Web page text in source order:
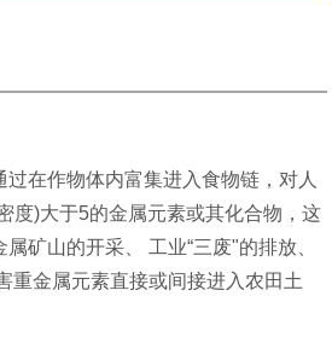
在作物体内富集进入食物链，对人
度)大于5的金属元素或其化合物，这
矿山的开采、 工业“三废"的排放、
重金属元素直接或间接进入农田土